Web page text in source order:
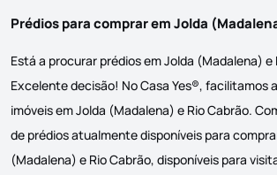
Prédios para comprar em Jolda
Está a procurar prédios em Jolda (Madalena) e
Excelente decisão! No Casa Yes®, facilitamos
imóveis em Jolda (Madalena) e Rio Cabrão.
de prédios atualmente disponíveis para
(Madalena) e Rio Cabrão, disponíveis para